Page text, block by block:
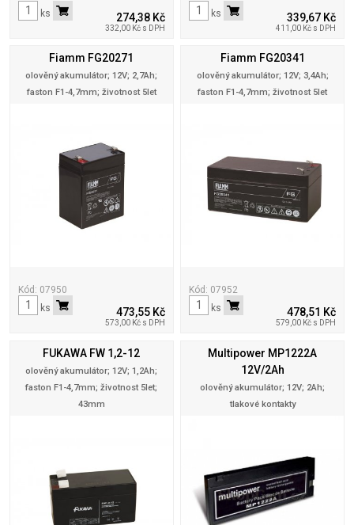
274,38 Kč
332,00 Kč s DPH
ks 339,67 Kč
411,00 Kč s DPH
ks
Fiamm FG20271
olověný akumulátor; 12V; 2,7Ah;
faston F1-4,7mm; životnost 5let
Kód: 07950
473,55 Kč
573,00 Kč s DPH
ks
Fiamm FG20341
olověný akumulátor; 12V; 3,4Ah;
faston F1-4,7mm; životnost 5let
Kód: 07952
478,51 Kč
579,00 Kč s DPH
ks
FUKAWA FW 1,2-12
olověný akumulátor; 12V; 1,2Ah;
faston F1-4,7mm; životnost 5let;
43mm
Multipower MP1222A
12V/2Ah
olověný akumulátor; 12V; 2Ah;
tlakové kontakty